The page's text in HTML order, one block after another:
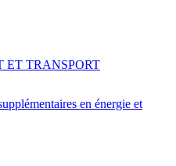
en énergie et
ET TRANSPORT